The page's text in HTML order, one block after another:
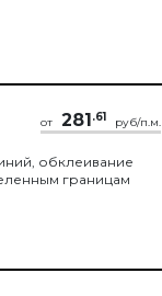
от 281.61 руб/п.м.
обклеивание
границам